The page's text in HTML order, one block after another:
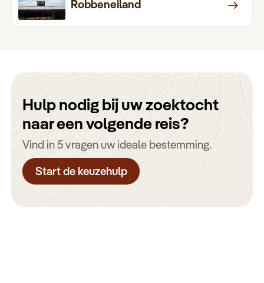
Robbeneiland
Hulp nodig bij uw zoektocht
naar een volgende reis?
Vind in 5 vragen uw ideale bestemming.
Start de keuzehulp